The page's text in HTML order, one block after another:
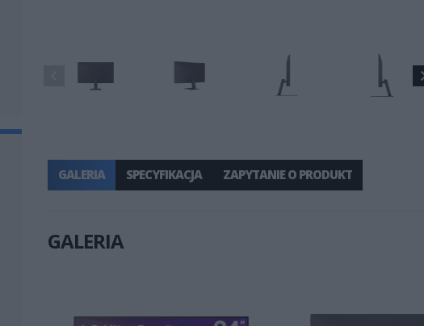
GALERIA SPECYFIKACJA ZAPYTANIE O PRODUKT
GALERIA